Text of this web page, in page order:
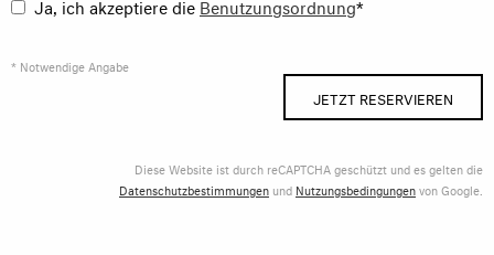
* Notwendige Angabe
JETZT RESERVIEREN
Diese Website ist durch reCAPTCHA geschützt und es gelten die
Datenschutzbestimmungen und Nutzungsbedingungenvon Google.